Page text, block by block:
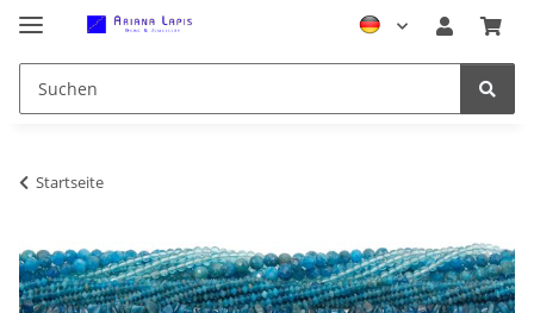
Startseite